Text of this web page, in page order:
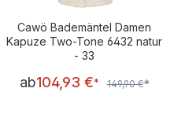
Cawö Bademäntel Damen
Kapuze Two-Tone 6432 natur
- 33
Verkaufspreis:
ab104,93 €* Regulärer Preis:
149,90 €*